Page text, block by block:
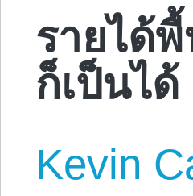
รายได้
ก็เป็นได้
Kevin